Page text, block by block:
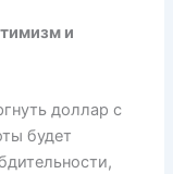
и
доллар с
будет